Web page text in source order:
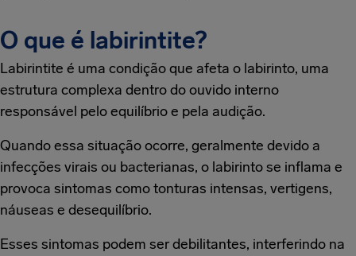
O que é labirintite?
Labirintite é uma condição que afeta o labirinto, uma
estrutura complexa dentro do ouvido interno
responsável pelo equilíbrio e pela audição.
Quando essa situação ocorre, geralmente devido a
infecções virais ou bacterianas, o labirinto se inflama e
provoca sintomas como tonturas intensas, vertigens,
náuseas e desequilíbrio.
Esses sintomas podem ser debilitantes, interferindo na